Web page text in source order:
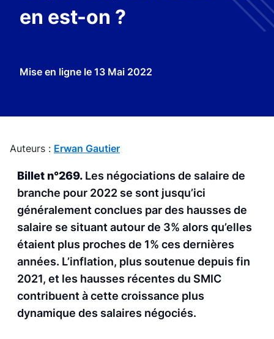
en est-on ?
Mise en ligne le 13 Mai 2022
Auteurs : Erwan Gautier
Billet n°269. Les négociations de salaire de
branche pour 2022 se sont jusqu’ici
généralement conclues par des hausses de
salaire se situant autour de 3% alors qu’elles
étaient plus proches de 1% ces dernières
années. L’inflation, plus soutenue depuis fin
2021, et les hausses récentes du SMIC
contribuent à cette croissance plus
dynamique des salaires négociés.